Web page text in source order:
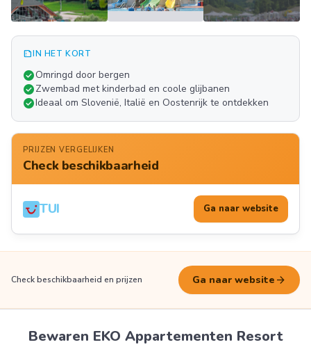
summarizeIN HET KORT
check_circleOmringd door bergen
check_circleZwembad met kinderbad en coole glijbanen
check_circleIdeaal om Slovenië, Italië en Oostenrijk te ontdekken
PRIJZEN VERGELIJKEN
Check beschikbaarheid
TUI Ga naar website
Check beschikbaarheid en prijzen Ga naar website arrow_forward
Bewaren EKO Appartementen Resort